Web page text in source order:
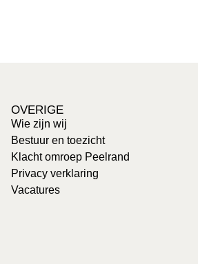
OVERIGE
Wie zijn wij
Bestuur en toezicht
Klacht omroep Peelrand
Privacy verklaring
Vacatures